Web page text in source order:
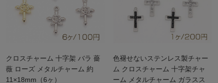
クロスチャーム 十字架 バラ 薔
薇 ローズ メタルチャーム 約
11×18mm（6ヶ）
色褪せないステンレス製チャー
ム クロスチャーム 十字架チャ
ーム メタルチャーム ガラスス